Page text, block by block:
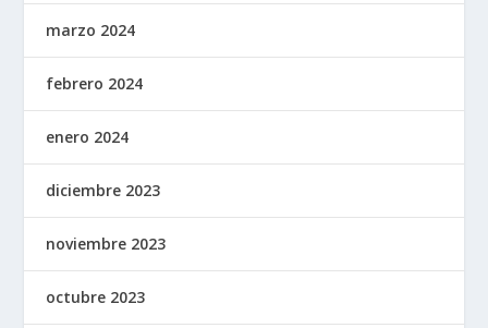
marzo 2024
febrero 2024
enero 2024
diciembre 2023
noviembre 2023
octubre 2023